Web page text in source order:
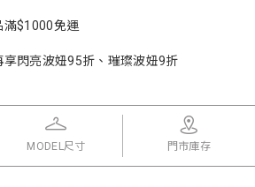
滿$1000免運
享閃亮波妞95折、璀璨波妞9折
MODEL尺寸 門市庫存